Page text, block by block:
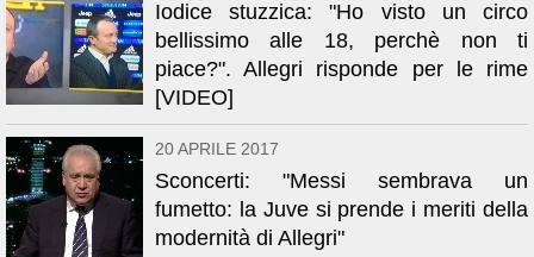
Iodice stuzzica: "Ho visto un circo
bellissimo alle 18, perchè non ti
piace?". Allegri risponde per le rime
[VIDEO]
20 APRILE 2017
Sconcerti: "Messi sembrava un
fumetto: la Juve si prende i meriti della
modernità di Allegri"